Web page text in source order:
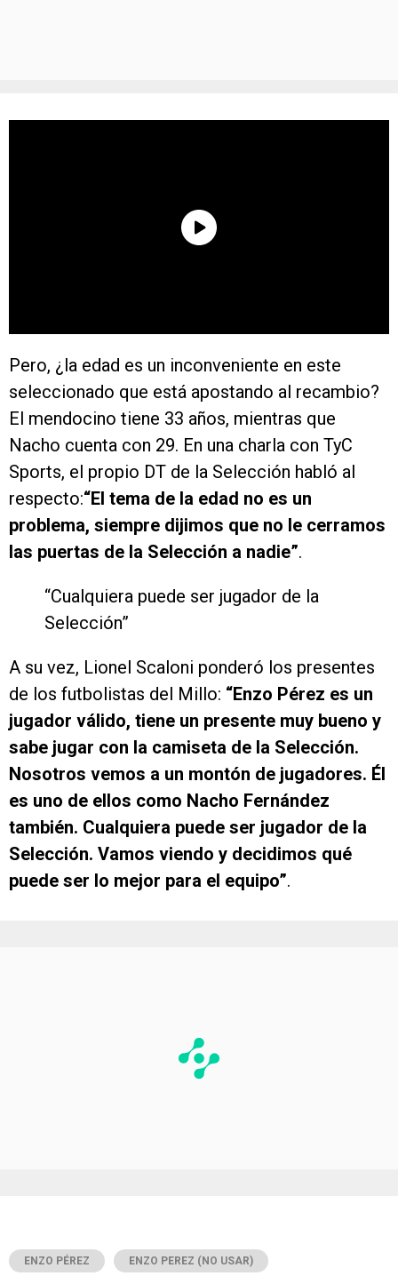
Pero, ¿la edad es un inconveniente en este
seleccionado que está apostando al recambio?
El mendocino tiene 33 años, mientras que
Nacho cuenta con 29. En una charla con TyC
Sports, el propio DT de la Selección habló al
respecto:“El tema de la edad no es un
problema, siempre dijimos que no le cerramos
las puertas de la Selección a nadie”.
“Cualquiera puede ser jugador de la
Selección”
A su vez, Lionel Scaloni ponderó los presentes
de los futbolistas del Millo: “Enzo Pérez es un
jugador válido, tiene un presente muy bueno y
sabe jugar con la camiseta de la Selección.
Nosotros vemos a un montón de jugadores. Él
es uno de ellos como Nacho Fernández
también. Cualquiera puede ser jugador de la
Selección. Vamos viendo y decidimos qué
puede ser lo mejor para el equipo”.
ENZO PÉREZ ENZO PEREZ (NO USAR)